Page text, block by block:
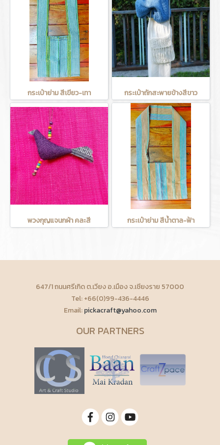
กระเป๋าย่าม สีเขียว-เทา กระเป๋าถักสะพายข้างสีขาว
พวงกุญแจนกผ้า คละสี กระเป๋าย่าม สีน้ำตาล-ฟ้า
647/1 ถนนศรีเกิด ต.เวียง อ.เมือง จ.เชียงราย 57000
Tel: +66(0)99-436-4446
Email:pickacraft@yahoo.com
OUR PARTNERS